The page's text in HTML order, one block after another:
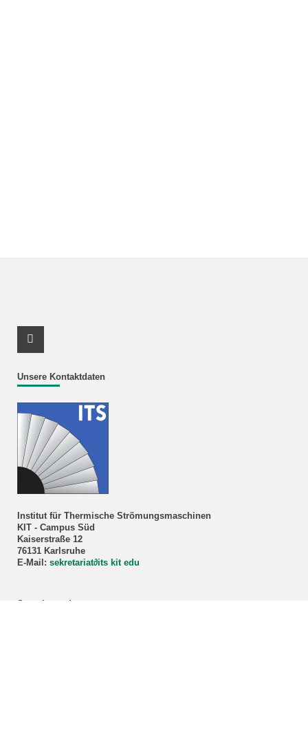
Unsere Kontaktdaten
Institut für Thermische Strömungsmaschinen
KIT - Campus Süd
Kaiserstraße 12
76131 Karlsruhe
E-Mail: sekretariat∂its kit edu
Sprechstunde
Youtube Profil